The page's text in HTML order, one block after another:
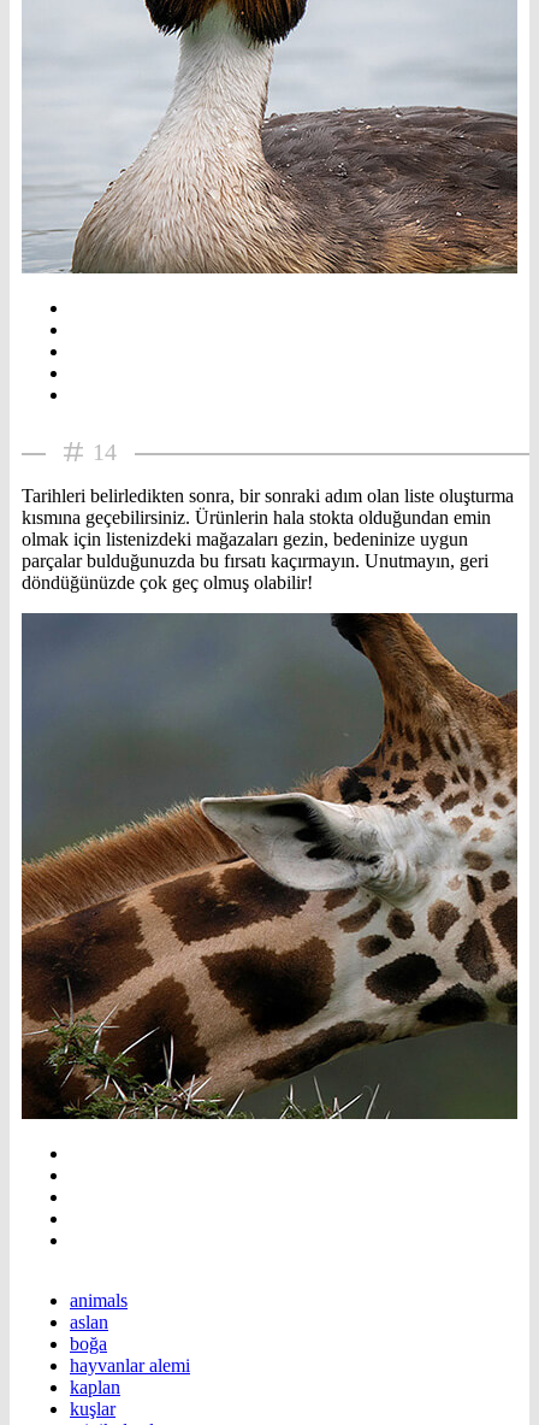
14
Tarihleri belirledikten sonra, bir sonraki adım olan liste oluşturma
kısmına geçebilirsiniz. Ürünlerin hala stokta olduğundan emin
olmak için listenizdeki mağazaları gezin, bedeninize uygun
parçalar bulduğunuzda bu fırsatı kaçırmayın. Unutmayın, geri
döndüğünüzde çok geç olmuş olabilir!
animals
aslan
boğa
hayvanlar alemi
kaplan
kuşlar